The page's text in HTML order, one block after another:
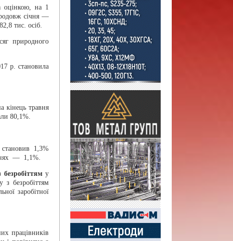
оцінкою, на 1
січня —
тис. осіб.
природного
р. становила
кінець травня
80,1%.
1,3%
— 1,1%.
безробіттям у
безробіттям
заробітної
працівників